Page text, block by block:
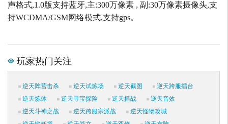
声格式,1.0版支持蓝牙,主:300万像素 , 副:30万像素摄像头,支
持WCDMA/GSM网络模式,支持gps。
玩家热门关注
逆天阵营击杀 逆天试炼场 逆天截图
逆天跨服擂台
逆天炼体
逆天寻宝探险 逆天摇战
逆天音效
逆天斗神之战
逆天跨服宗派战
逆天怪物攻城